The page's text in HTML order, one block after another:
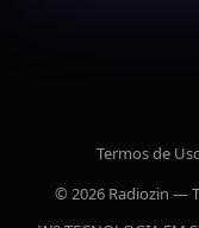
Termos de
© 2026 Radiozin —